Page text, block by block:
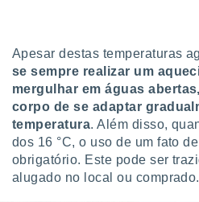
possam
seus
qual se
tal,
seu
ou opor-
qualquer
Apesar destas temperaturas
se sempre realizar um
mergulhar em águas
corpo de se adaptar
temperatura. Além disso,
dos 16 °C, o uso de um fato
obrigatório. Este pode ser
alugado no local ou comprado.